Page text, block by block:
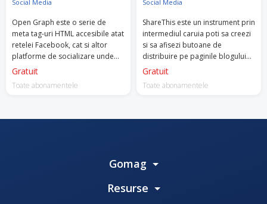
Social Media
Open Graph este o serie de
meta tag-uri HTML accesibile atat
retelei Facebook, cat si altor
platforme de socializare unde
poti sa distribui informatii.
Gratuit
Toate abonamentele
Social Media
ShareThis este un instrument prin
intermediul caruia poti sa creezi
si sa afisezi butoane de
distribuire pe paginile blogului
din magazinul tau online.
Gratuit
Toate abonamentele
Gomag
Resurse